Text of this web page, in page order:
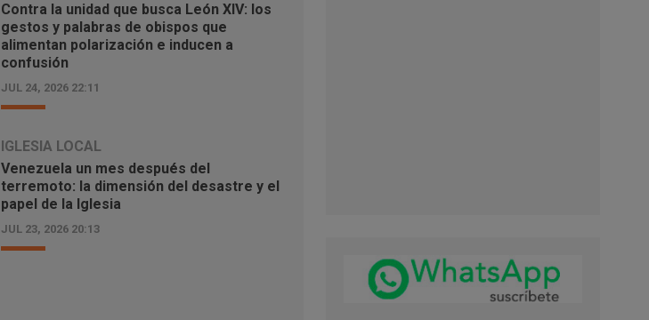
julio 23, 2026 - 8:13 pm
Contra la unidad que busca León XIV: los
gestos y palabras de obispos que
alimentan polarización e inducen a
confusión
JUL 24, 2026 22:11
IGLESIA LOCAL
Venezuela un mes después del
terremoto: la dimensión del desastre y el
papel de la Iglesia
JUL 23, 2026 20:13